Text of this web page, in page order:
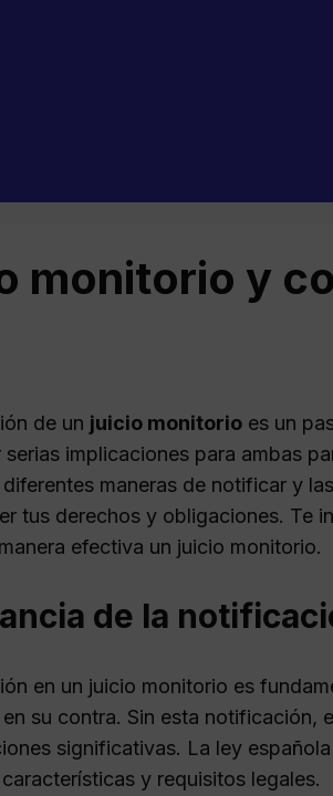
monitorio y
de un juicio monitorio es un
serias implicaciones para ambas
maneras de notificar y
tus derechos y obligaciones. Te
efectiva un juicio monitorio.
de la
en un juicio monitorio es
su contra. Sin esta
significativas. La ley
y requisitos legales.